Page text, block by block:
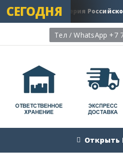
СЕГОДНЯ
Главная Артерия Российской
Тел / WhatsApp +7